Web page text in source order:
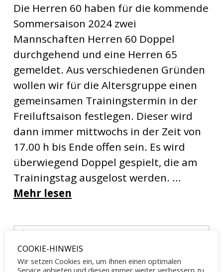
Die Herren 60 haben für die kommende
Sommersaison 2024 zwei
Mannschaften Herren 60 Doppel
durchgehend und eine Herren 65
gemeldet. Aus verschiedenen Gründen
wollen wir für die Altersgruppe einen
gemeinsamen Trainingstermin in der
Freiluftsaison festlegen. Dieser wird
dann immer mittwochs in der Zeit von
17.00 h bis Ende offen sein. Es wird
überwiegend Doppel gespielt, die am
Trainingstag ausgelost werden. …
Mehr lesen
Suche
COOKIE-HINWEIS
Wir setzen Cookies ein, um Ihnen einen optimalen
Service anbieten und diesen immer weiter verbessern zu